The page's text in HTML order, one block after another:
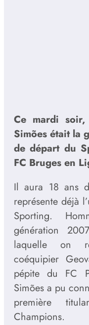
Ce mardi
Simões était la
de départ du
FC Bruges en
Il aura 18 ans
représente déjà
Sporting.
génération
laquelle on
coéquipier
pépite du FC
Simões a pu
première
Champions.